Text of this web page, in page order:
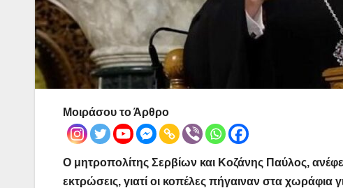
Μοιράσου το Άρθρο
Ο μητροπολίτης Σερβίων και Κοζάνης Παύλος,
εκτρώσεις, γιατί οι κοπέλες πήγαιναν στα χωράφια